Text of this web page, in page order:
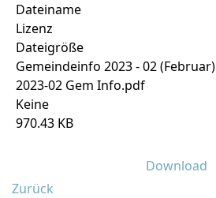
Dateiname
Lizenz
Dateigröße
Gemeindeinfo 2023 - 02 (Februar)
2023-02 Gem Info.pdf
Keine
970.43 KB
Download
Zurück